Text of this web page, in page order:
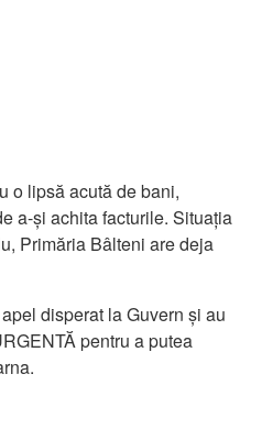
o lipsă acută de bani,
a-și achita facturile. Situația
Primăria Bâlteni are deja
disperat la Guvern și au
pentru a putea